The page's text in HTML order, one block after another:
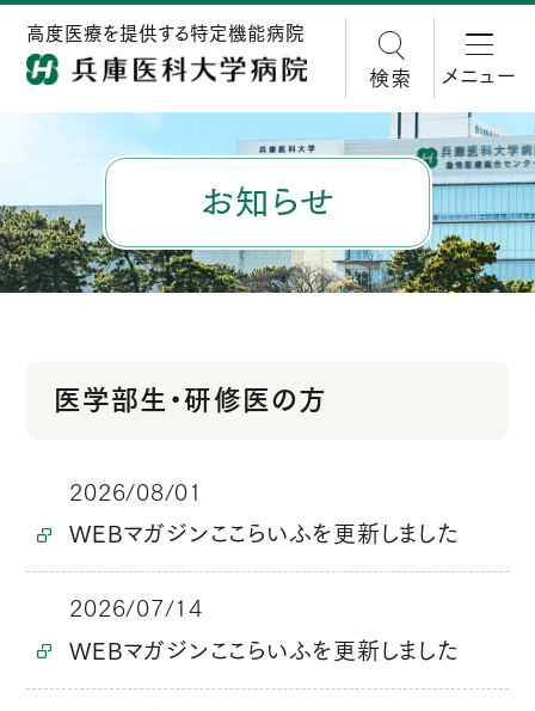
高度医療を提供する特定機能病院
検索 メニュー
お知らせ
医学部生・研修医の方
2026/08/01
WEBマガジンここらいふを更新しました
2026/07/14
WEBマガジンここらいふを更新しました